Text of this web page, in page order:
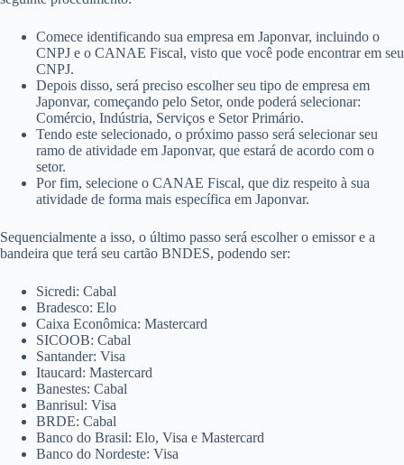
Comece identificando sua empresa em Japonvar, incluindo o
CNPJ e o CANAE Fiscal, visto que você pode encontrar em seu
CNPJ.
Depois disso, será preciso escolher seu tipo de empresa em
Japonvar, começando pelo Setor, onde poderá selecionar:
Comércio, Indústria, Serviços e Setor Primário.
Tendo este selecionado, o próximo passo será selecionar seu
ramo de atividade em Japonvar, que estará de acordo com o
setor.
Por fim, selecione o CANAE Fiscal, que diz respeito à sua
atividade de forma mais específica em Japonvar.
Sequencialmente a isso, o último passo será escolher o emissor e a
bandeira que terá seu cartão BNDES, podendo ser:
Sicredi: Cabal
Bradesco: Elo
Caixa Econômica: Mastercard
SICOOB: Cabal
Santander: Visa
Itaucard: Mastercard
Banestes: Cabal
Banrisul: Visa
BRDE: Cabal
Banco do Brasil: Elo, Visa e Mastercard
Banco do Nordeste: Visa